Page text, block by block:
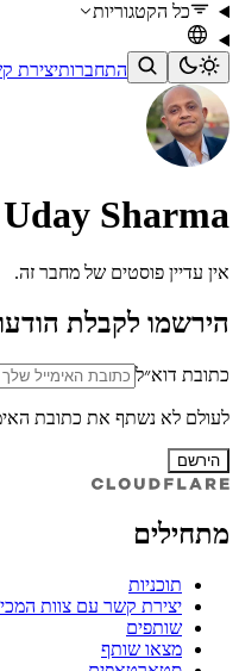
כל הקטגוריות
התחברותיצירת
Uday Sharma
אין עדיין פוסטים של מחבר זה.
הירשמו לקבלת
כתובת דוא״ל
לעולם לא נשתף את כתובת
הירשם
מתחילים
תוכניות
יצירת קשר עם צוות
שותפים
מצאו שותף